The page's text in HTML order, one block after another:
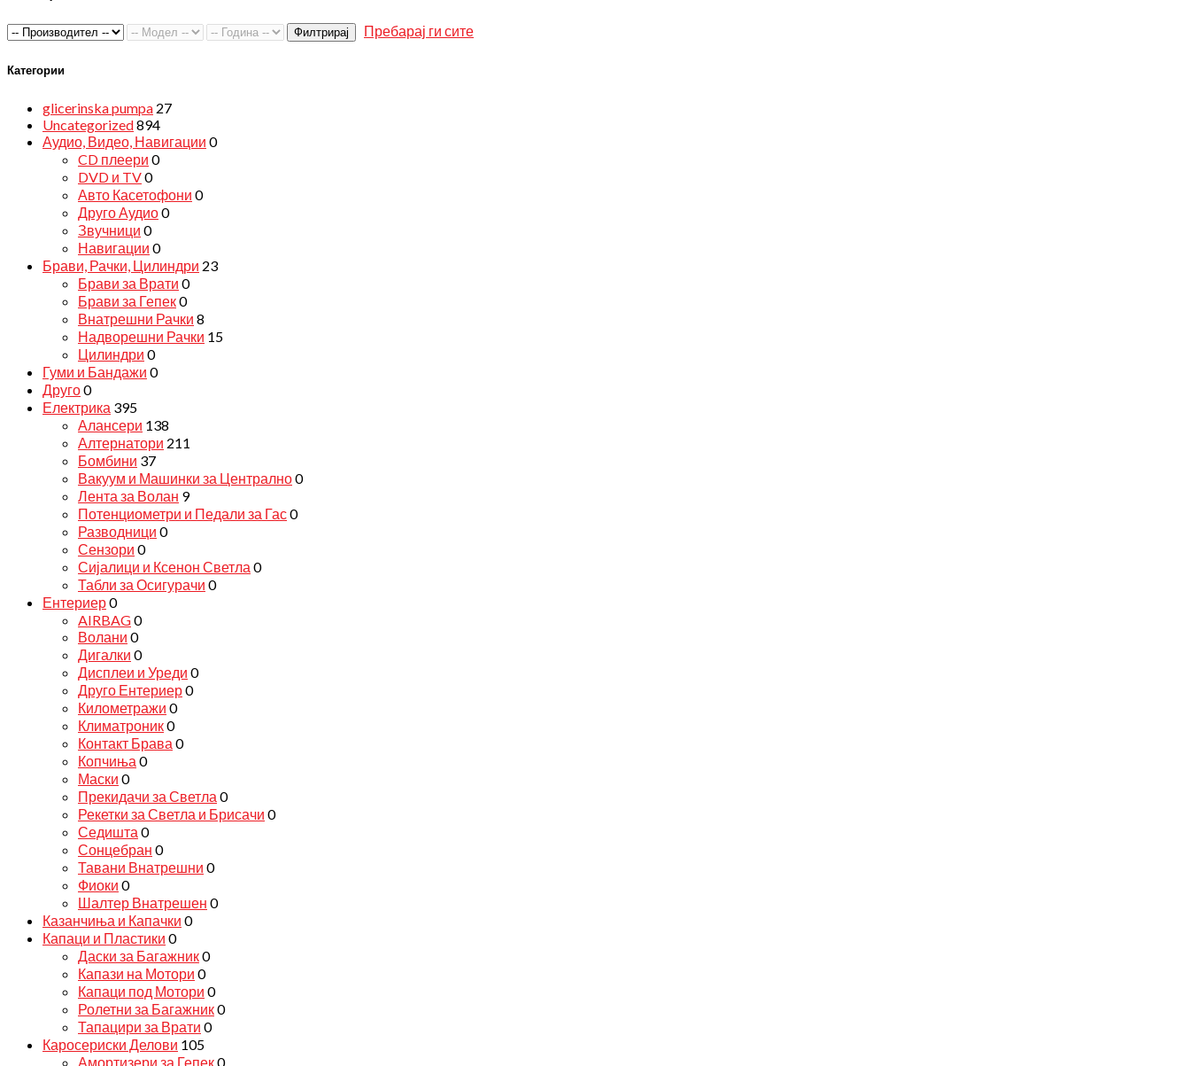
Филтрирај Пребарај ги сите
Категории
glicerinska pumpa 27
Uncategorized894
Аудио, Видео, Навигации 0
CD плеери 0
DVD и TV0
Авто Касетофони 0
Друго Аудио0
Звучници 0
Навигации 0
Брави, Рачки, Цилиндри 23
Брави за Врати 0
Брави за Гепек0
Внатрешни Рачки 8
Надворешни Рачки 15
Цилиндри 0
Гуми и Бандажи 0
Друго0
Електрика 395
Алансери 138
Алтернатори 211
Бомбини 37
Вакуум и Машинки за Централно0
Лента за Волан 9
Потенциометри и Педали за Гас0
Разводници 0
Сензори 0
Сијалици и Ксенон Светла 0
Табли за Осигурачи 0
Ентериер0
AIRBAG0
Волани 0
Дигалки 0
Дисплеи и Уреди 0
Друго Ентериер0
Километражи 0
Климатроник0
Контакт Брава 0
Копчиња 0
Маски 0
Прекидачи за Светла 0
Рекетки за Светла и Брисачи 0
Седишта 0
Сонцебран 0
Тавани Внатрешни 0
Фиоки 0
Шалтер Внатрешен 0
Казанчиња и Капачки 0
Капаци и Пластики 0
Даски за Багажник0
Капази на Мотори 0
Капаци под Мотори 0
Ролетни за Багажник0
Тапацири за Врати 0
Каросериски Делови 105
Амортизери за Гепек0